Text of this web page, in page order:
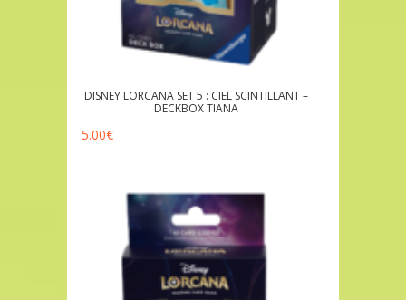
DISNEY LORCANA SET 5 : CIEL SCINTILLANT –
DECKBOX TIANA
5.00€